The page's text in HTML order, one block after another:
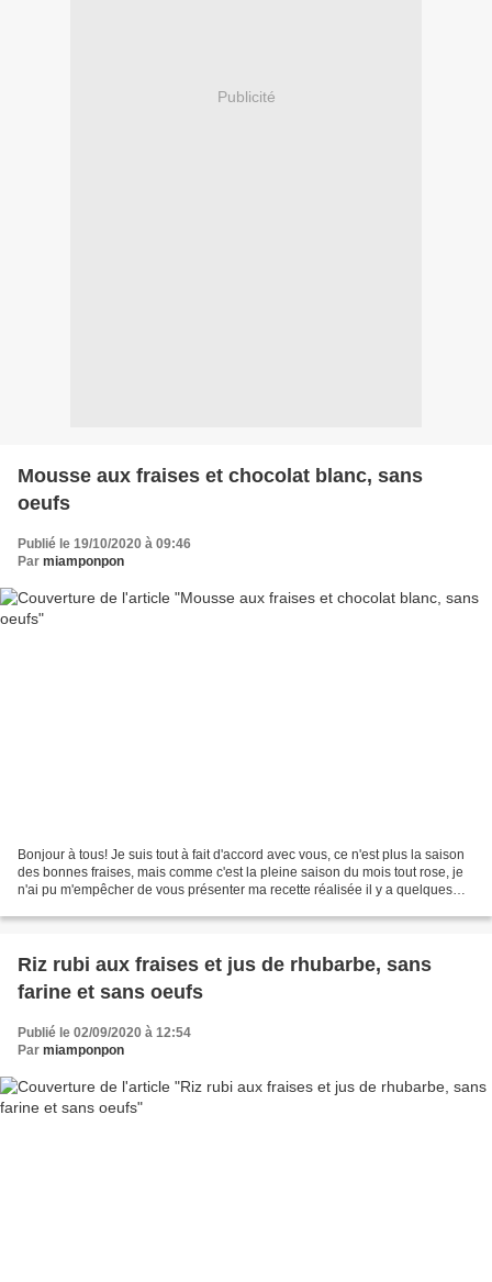
Publicité
Mousse aux fraises et chocolat blanc, sans
oeufs
Publié le 19/10/2020 à 09:46
Par miamponpon
Bonjour à tous! Je suis tout à fait d'accord avec vous, ce n'est plus la saison
des bonnes fraises, mais comme c'est la pleine saison du mois tout rose, je
n'ai pu m'empêcher de vous présenter ma recette réalisée il y a quelques
Riz rubi aux fraises et jus de rhubarbe, sans
farine et sans oeufs
Publié le 02/09/2020 à 12:54
Par miamponpon